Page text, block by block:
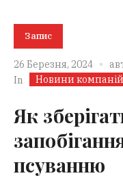
Запис
26 Березня, 2024
In
Новини компаній
Як
псуванню